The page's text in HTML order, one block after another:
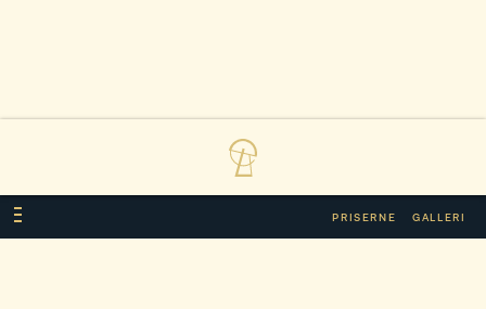
PRISERNE GALLERI